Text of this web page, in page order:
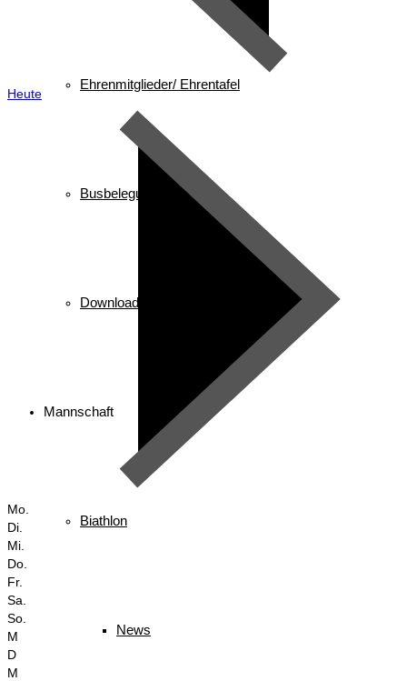
Ehrenmitglieder/ Ehrentafel
Busbelegung
Downloads
Mannschaft
Biathlon
News
Heute
Mo.
Di.
Mi.
Do.
Fr.
Sa.
So.
M
D
M